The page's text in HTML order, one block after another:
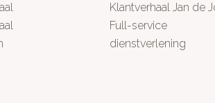
Klantverhaal Jan de
Full-service
dienstverlening